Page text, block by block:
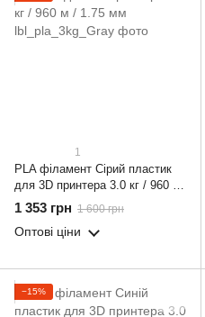
1
PLA філамент Сірий пластик
для 3D принтера 3.0 кг / 960 м
/ 1.75 мм
1 353 грн 1 600 грн
Оптові ціни
−15%